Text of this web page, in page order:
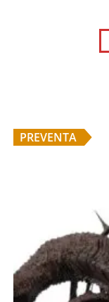
PREVENTA